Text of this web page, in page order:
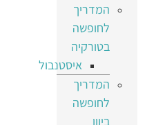
המדריך
לחופשה
בטורקיה
איסטנבול
המדריך
לחופשה
ביוון